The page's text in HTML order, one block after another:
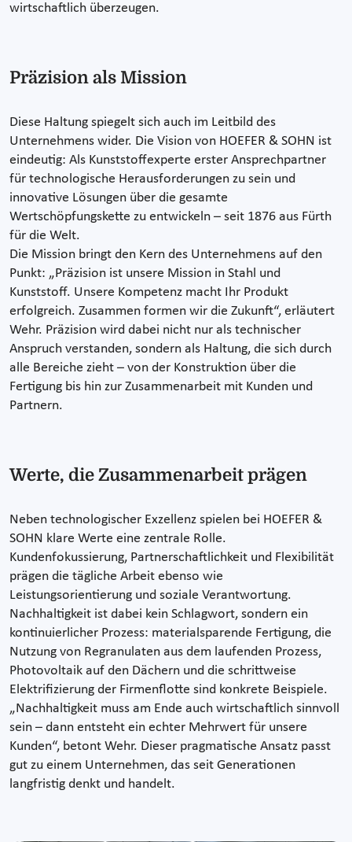
wirtschaftlich überzeugen.
Präzision als Mission
Diese Haltung spiegelt sich auch im Leitbild des
Unternehmens wider. Die Vision von HOEFER & SOHN ist
eindeutig: Als Kunststoffexperte erster Ansprechpartner
für technologische Herausforderungen zu sein und
innovative Lösungen über die gesamte
Wertschöpfungskette zu entwickeln – seit 1876 aus Fürth
für die Welt.
Die Mission bringt den Kern des Unternehmens auf den
Punkt: „Präzision ist unsere Mission in Stahl und
Kunststoff. Unsere Kompetenz macht Ihr Produkt
erfolgreich. Zusammen formen wir die Zukunft“, erläutert
Wehr. Präzision wird dabei nicht nur als technischer
Anspruch verstanden, sondern als Haltung, die sich durch
alle Bereiche zieht – von der Konstruktion über die
Fertigung bis hin zur Zusammenarbeit mit Kunden und
Partnern.
Werte, die Zusammenarbeit prägen
Neben technologischer Exzellenz spielen bei HOEFER &
SOHN klare Werte eine zentrale Rolle.
Kundenfokussierung, Partnerschaftlichkeit und Flexibilität
prägen die tägliche Arbeit ebenso wie
Leistungsorientierung und soziale Verantwortung.
Nachhaltigkeit ist dabei kein Schlagwort, sondern ein
kontinuierlicher Prozess: materialsparende Fertigung, die
Nutzung von Regranulaten aus dem laufenden Prozess,
Photovoltaik auf den Dächern und die schrittweise
Elektrifizierung der Firmenflotte sind konkrete Beispiele.
„Nachhaltigkeit muss am Ende auch wirtschaftlich sinnvoll
sein – dann entsteht ein echter Mehrwert für unsere
Kunden“, betont Wehr. Dieser pragmatische Ansatz passt
gut zu einem Unternehmen, das seit Generationen
langfristig denkt und handelt.